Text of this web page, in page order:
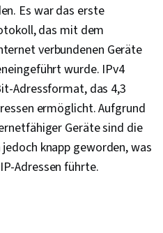
Sicherheit für
Schutz des Vermögens,
Es war das erste
das mit dem
verbundenen Geräte
wurde. IPv4
Adressformat, das 4,3
ermöglicht. Aufgrund
Geräte sind die
knapp geworden, was
Adressen führte.